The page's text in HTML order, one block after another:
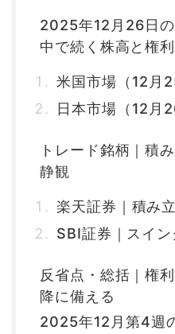
2025年12月26日
中で続く株高と権
米国市場（12月
日本市場（12月
トレード銘柄｜積
静観
楽天証券｜積み
SBI証券｜スイン
反省点・総括｜権
降に備える
2025年12月第4週